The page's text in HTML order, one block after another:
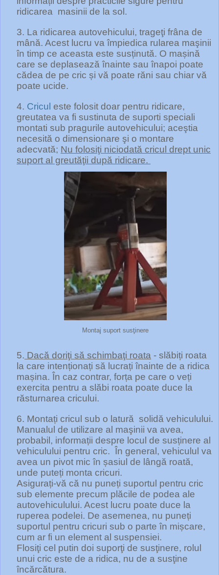
ridicarea masinii de la sol.
3. La ridicarea autovehicului, trageţi frâna de
mână. Acest lucru va împiedica rularea maşinii
în timp ce aceasta este susținută. O mașină
care se deplasează înainte sau înapoi poate
cădea de pe cric și vă poate răni sau chiar vă
poate ucide.
4. Cricul este folosit doar pentru ridicare,
greutatea va fi sustinuta de suporti speciali
montati sub pragurile autovehicului; aceştia
necesită o dimensionare şi o montare
adecvată; Nu folosiţi niciodată cricul drept unic
suport al greutăţii după ridicare.
Montaj suport susţinere
5. Dacă doriţi să schimbaţi roata - slăbiți roata
la care intenționați să lucrați înainte de a ridica
mașina. În caz contrar, forța pe care o veți
exercita pentru a slăbi roata poate duce la
răsturnarea cricului.
6. Montați cricul sub o latură solidă vehiculului.
Manualul de utilizare al maşinii va avea,
probabil, informații despre locul de susținere al
vehiculului pentru cric. În general, vehiculul va
avea un pivot mic în șasiul de lângă roată,
unde puteți monta cricuri.
Asigurați-vă că nu puneți suportul pentru cric
sub elemente precum plăcile de podea ale
autovehiculului. Acest lucru poate duce la
ruperea podelei. De asemenea, nu puneți
suportul pentru cricuri sub o parte în mișcare,
cum ar fi un element al suspensiei.
Flosiţi cel putin doi suporţi de susţinere, rolul
unui cric este de a ridica, nu de a susţine
încărcătura.